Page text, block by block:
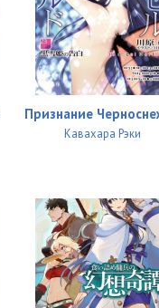
Признание
Кавахара Рэки